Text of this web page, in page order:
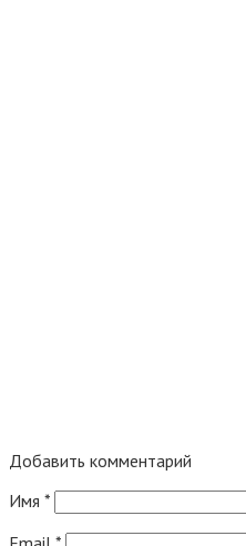
Добавить комментарий
Имя *